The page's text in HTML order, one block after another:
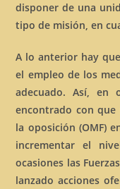
disponer de una
tipo de misión, en
A lo anterior hay
el empleo de los
adecuado. Así, en
encontrado con que
la oposición (OMF)
incrementar el
ocasiones las
lanzado acciones